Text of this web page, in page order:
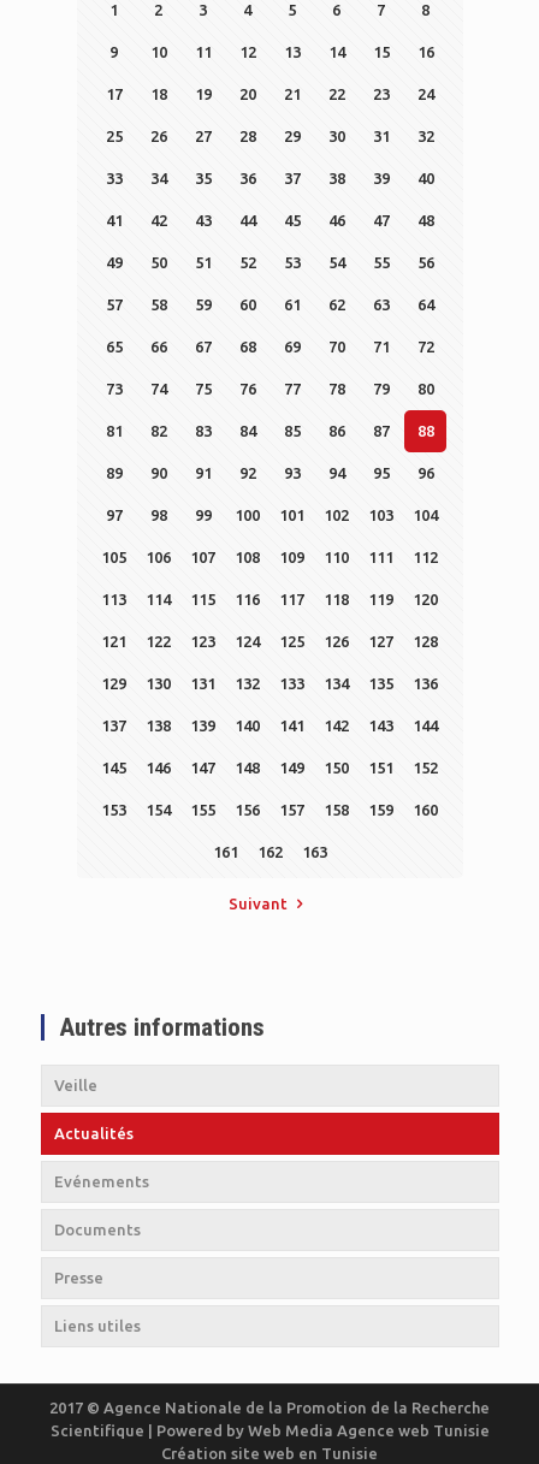
1 2 3 4 5 6 7 8
9 10 11 12 13 14 15 16
17 18 19 20 21 22 23 24
25 26 27 28 29 30 31 32
33 34 35 36 37 38 39 40
41 42 43 44 45 46 47 48
49 50 51 52 53 54 55 56
57 58 59 60 61 62 63 64
65 66 67 68 69 70 71 72
73 74 75 76 77 78 79 80
81 82 83 84 85 86 87 88
89 90 91 92 93 94 95 96
97 98 99 100 101 102 103 104
105 106 107 108 109 110 111 112
113 114 115 116 117 118 119 120
121 122 123 124 125 126 127 128
129 130 131 132 133 134 135 136
137 138 139 140 141 142 143 144
145 146 147 148 149 150 151 152
153 154 155 156 157 158 159 160
161 162 163
Suivant
Autres informations
Veille
Actualités
Evénements
Documents
Presse
Liens utiles
2017 © Agence Nationale de la Promotion de la Recherche
Scientifique | Powered by Web Media Agence web Tunisie
Création site web en Tunisie